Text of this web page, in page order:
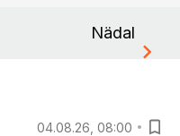
Nädal
04.08.26, 08:00